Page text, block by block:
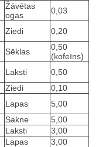
Žāvētas
ogas
0,03
Ziedi 0,20
Sēklas
0,50
(kofeīns)
Laksti
0,50
Ziedi
0,10
Lapas
5,00
Sakne
5,00
Laksti
3,00
Lapas
3,00